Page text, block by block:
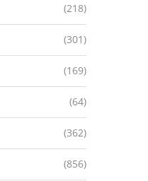
(218)
(301)
(169)
(64)
(362)
(856)